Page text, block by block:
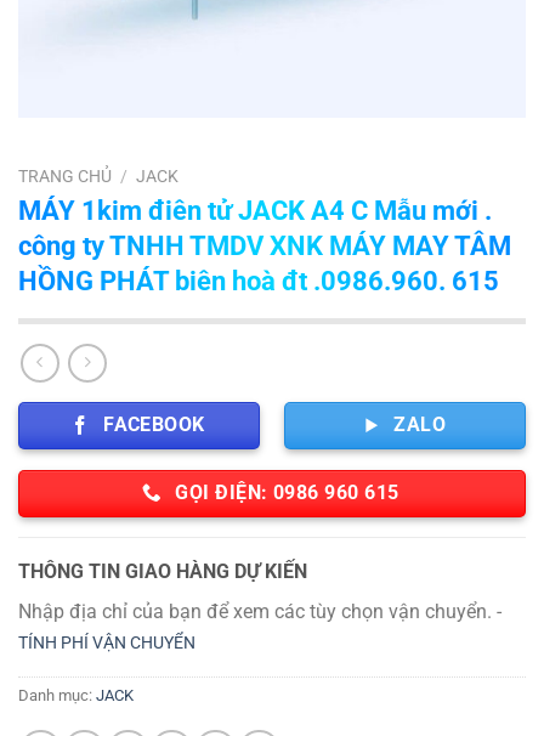
TRANG CHỦ / JACK
MÁY 1kim điên tử JACK A4 C Mẫu mới .
công ty TNHH TMDV XNK MÁY MAY TÂM
HỒNG PHÁT biên hoà đt .0986.960. 615
FACEBOOK ZALO
GỌI ĐIỆN: 0986 960 615
THÔNG TIN GIAO HÀNG DỰ KIẾN
Nhập địa chỉ của bạn để xem các tùy chọn vận chuyển. -
TÍNH PHÍ VẬN CHUYỂN
Danh mục: JACK